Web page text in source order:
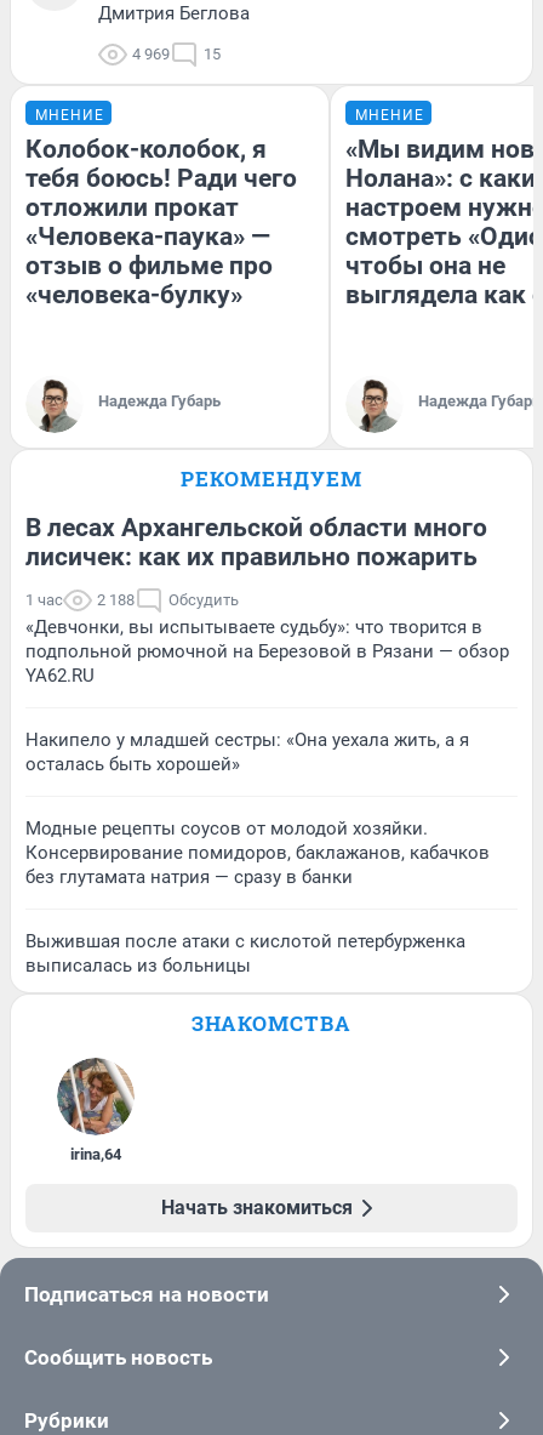
Дмитрия Беглова
4 969 15
МНЕНИЕ
Колобок-колобок, я
тебя боюсь! Ради чего
отложили прокат
«Человека-паука» —
отзыв о фильме про
«человека-булку»
Надежда Губарь
МНЕНИЕ
«Мы видим
Нолана»: с
настроем
смотреть
чтобы она не
выглядела как
Надежда Губарь
РЕКОМЕНДУЕМ
В лесах Архангельской области много
лисичек: как их правильно пожарить
1 час 2 188 Обсудить
«Девчонки, вы испытываете судьбу»: что творится в
подпольной рюмочной на Березовой в Рязани — обзор
YA62.RU
Накипело у младшей сестры: «Она уехала жить, а я
осталась быть хорошей»
Модные рецепты соусов от молодой хозяйки.
Консервирование помидоров, баклажанов, кабачков
без глутамата натрия — сразу в банки
Выжившая после атаки с кислотой петербурженка
выписалась из больницы
ЗНАКОМСТВА
irina,64
Начать знакомиться
Подписаться на новости
Сообщить новость
Рубрики